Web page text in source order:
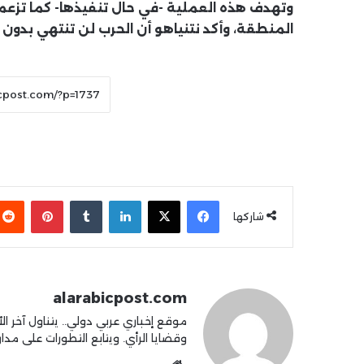
وتهدف هذه العملية -في حال تنفيذها- كما
المنطقة، وأكد نتنياهو أن الحرب لن تنتهي
شاركها
فيسبوك
X لينكدإن
alarabicpost.com
موقع إخباري عربي دولي.. يتناول آخر
وقضايا الرأي. ويتابع التطورات على مدار 24